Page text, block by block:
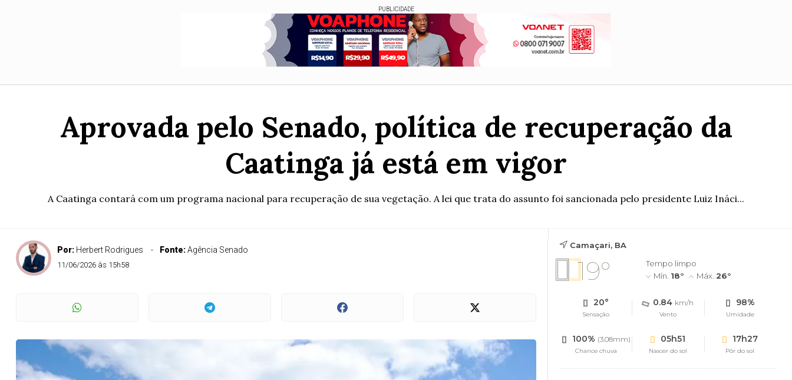
PUBLICIDADE
Aprovada pelo Senado, política de recuperação da
Caatinga já está em vigor
A Caatinga contará com um programa nacional para recuperação de sua vegetação. A lei que trata do assunto foi sancionada pelo presidente Luiz Ináci...
Por: Herbert Rodrigues Fonte:Agência Senado
11/06/2026 às 15h58
Camaçari, BA
19°
Tempo limpo
Mín. 18° Máx. 26°
20°
Sensação
0.84 km/h
Vento
98%
Umidade
100% (3.08mm)
Chance chuva
05h51
Nascer do sol
17h27
Pôr do sol